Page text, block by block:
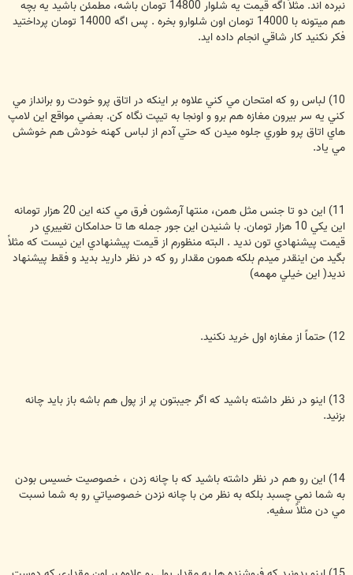
نبرده اند. مثلاً اگه قيمت يه شلوار 14800 تومان باشه، مطمئن باشيد يه بچه
هم ميتونه با 14000 تومان اون شلوارو بخره . پس اگه 14000 تومان پرداختيد
فكر نكنيد كار شاقي انجام داده ايد.
10) لباس رو كه امتحان مي كني علاوه بر اينكه در اتاق پرو خودت رو برانداز مي
كني يه سر بيرون مغازه هم برو و اونجا به تيپت نگاه كن. بعضي مواقع اين لامپ
هاي اتاق پرو طوري جلوه ميدن كه حتي آدم از لباس كهنه خودش هم خوشش
مي ياد.
11) اين دو تا جنس مثل همن، منتها آرمشون فرق مي كنه اين 20 هزار تومانه
اين يكي 10 هزار تومان. با شنيدن اين جور جمله ها تا حدامكان تغييري در
قيمت پيشنهادي تون نديد . البته منظورم از قيمت پيشنهادي اين نيست كه مثلاً
بگيد من اينقدر ميدم بلكه همون مقدار رو كه در نظر داريد بديد و فقط پيشنهاد
نديد( اين خيلي مهمه)
12) حتماً از مغازه اول خريد نكنيد.
13) اينو در نظر داشته باشيد كه اگر جيبتون پر از پول هم باشه باز بايد چانه
بزنيد.
14) اين رو هم در نظر داشته باشيد كه با چانه زدن ، خصوصيت خسيس بودن
به شما نمي چسبد بلكه به نظر من با چانه نزدن خصوصياتي رو به شما نسبت
مي دن مثلاً سفیه.